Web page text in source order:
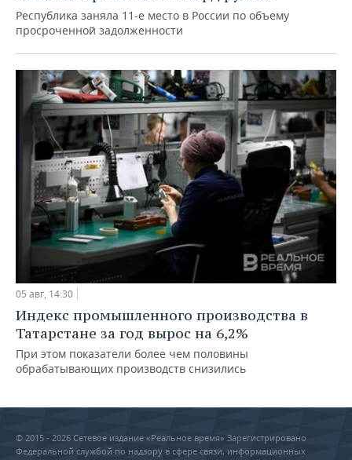
Республика заняла 11-е место в России по объему
просроченной задолженности
05 авг, 14:30
Индекс промышленного производства в
Татарстане за год вырос на 6,2%
При этом показатели более чем половины
обрабатывающих производств снизились
© 2015 - 2026 Сетевое издание «Реальное время» Зарегистрировано
Федеральной службой по надзору в сфере связи, информационных